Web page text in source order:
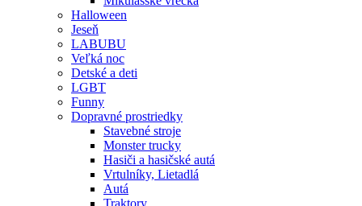
Halloween
Jeseň
LABUBU
Veľká noc
Detské a deti
LGBT
Funny
Dopravné prostriedky
Stavebné stroje
Monster trucky
Hasiči a hasičské autá
Vrtulníky, Lietadlá
Autá